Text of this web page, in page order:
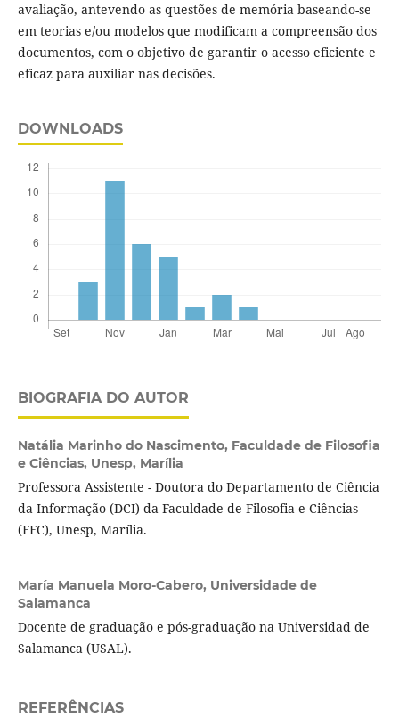
avaliação, antevendo as questões de memória baseando-se
em teorias e/ou modelos que modificam a compreensão dos
documentos, com o objetivo de garantir o acesso eficiente e
eficaz para auxiliar nas decisões.
DOWNLOADS
BIOGRAFIA DO AUTOR
Natália Marinho do Nascimento, Faculdade de Filosofia
e Ciências, Unesp, Marília
Professora Assistente - Doutora do Departamento de Ciência
da Informação (DCI) da Faculdade de Filosofia e Ciências
(FFC), Unesp, Marília.
María Manuela Moro-Cabero, Universidade de
Salamanca
Docente de graduação e pós-graduação na Universidad de
Salamanca (USAL).
REFERÊNCIAS